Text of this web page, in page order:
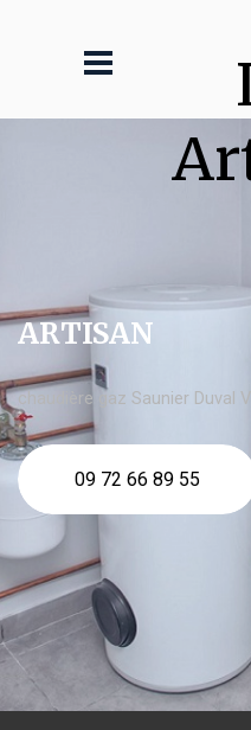
ARTISAN
chaudière gaz Saunier Duval
09 72 66 89 55